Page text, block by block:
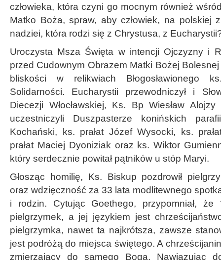
człowieka, która czyni go mocnym również
Matko Boża, spraw, aby człowiek, na polskiej
nadziei, która rodzi się z Chrystusa, z
Uroczysta Msza Święta w intencji Ojczyzny i
przed Cudownym Obrazem Matki Bożej
bliskości w relikwiach Błogosławionego
Solidarności. Eucharystii przewodniczył i
Diecezji Włocławskiej, Ks. Bp Wiesław
uczestniczyli Duszpasterze konińskich
Kochański, ks. prałat Józef Wysocki, ks.
prałat Maciej Dyoniziak oraz ks. Wiktor
który serdecznie powitał pątników u stóp Maryi.
Głosząc homilię, Ks. Biskup pozdrowił
oraz wdzięczność za 33 lata modlitewnego
i rodzin. Cytując Goethego, przypomniał, że
pielgrzymek, a jej językiem jest
pielgrzymka, nawet ta najkrótsza, zawsze
jest podróżą do miejsca świętego. A
zmierzający do samego Boga. Nawiązując